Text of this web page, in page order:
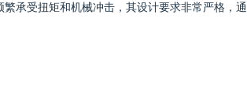
承受扭矩和机械冲击，其设计要求非常严格，